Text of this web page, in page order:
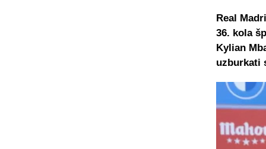
Real
36. kola
Kylian
uzburkati